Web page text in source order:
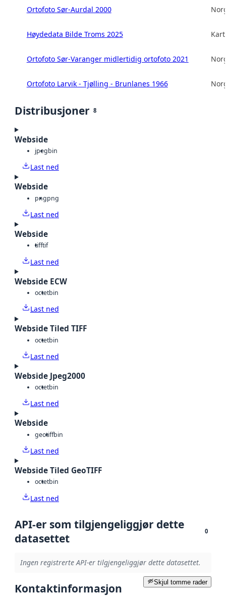
Ortofoto Sør-Aurdal 2000
Høydedata Bilde Troms 2025
Ortofoto Sør-Varanger midlertidig ortofoto 2021
Ortofoto Larvik - Tjølling - Brunlanes 1966
Distribusjoner 8
Webside
jpegbin
Last ned
Webside
pngpng
Last ned
Webside
tifftif
Last ned
Webside ECW
octetbin
Last ned
Webside Tiled TIFF
octetbin
Last ned
Webside Jpeg2000
octetbin
Last ned
Webside
geotiffbin
Last ned
Webside Tiled GeoTIFF
octetbin
Last ned
API-er som tilgjengeliggjør dette
datasettet
0
Ingen registrerte API-er tilgjengeliggjør dette datasettet.
Skjul tomme rader
Kontaktinformasjon